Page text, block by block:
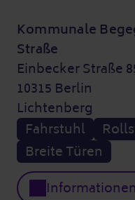
Kommunale
Straße
Einbecker Straße
10315 Berlin
Lichtenberg
Fahrstuhl
Breite Türen